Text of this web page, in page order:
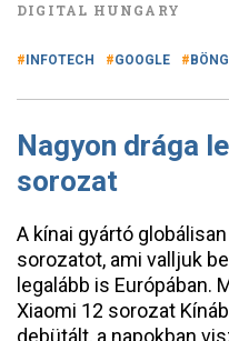
DIGITAL HUNGARY
INFOTECH GOOGLE
Nagyon drága
sorozat
A kínai gyártó
sorozatot, ami valljuk
legalább is Európában.
Xiaomi 12 sorozat
debütált, a napokban